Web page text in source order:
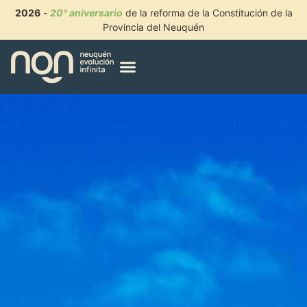
2026- 20° aniversario de la reforma de la Constitución de la
Provincia del Neuquén